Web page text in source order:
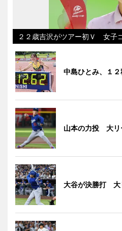
２２歳吉沢がツアー初Ｖ 女子
中島ひとみ、１
山本の力投 大リ
大谷が決勝打 大